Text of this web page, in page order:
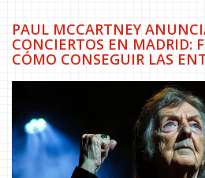
PAUL MCCARTNEY
CONCIERTOS EN MADRID:
CÓMO CONSEGUIR LAS